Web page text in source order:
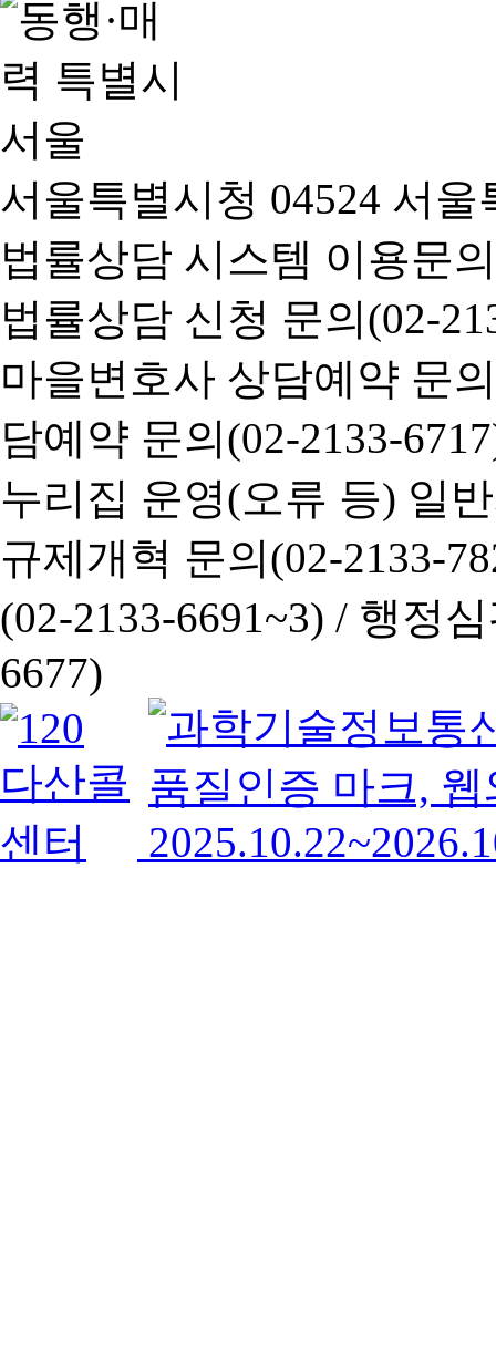
서울특별시청 04524 서
법률상담 시스템 이용문
법률상담 신청 문의(02-
마을변호사 상담예약 문
담예약 문의(02-2133-
누리집 운영(오류 등) 일
규제개혁 문의(02-2133-
(02-2133-6691~3) / 행정심
6677)